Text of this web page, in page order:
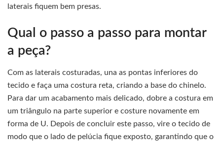
laterais fiquem bem presas.
Qual o passo a passo para montar
a peça?
Com as laterais costuradas, una as pontas inferiores do
tecido e faça uma costura reta, criando a base do chinelo.
Para dar um acabamento mais delicado, dobre a costura em
um triângulo na parte superior e costure novamente em
forma de U. Depois de concluir este passo, vire o tecido de
modo que o lado de pelúcia fique exposto, garantindo que o